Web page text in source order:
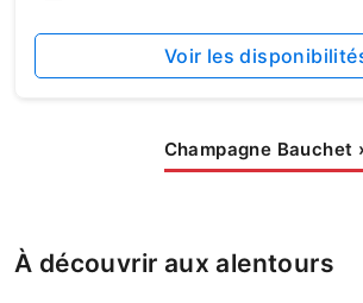
Voir les
Champagne Bauchet
À découvrir aux alentours